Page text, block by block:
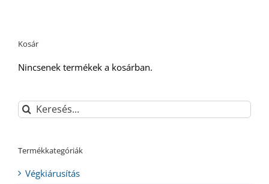
Kosár
Nincsenek termékek a kosárban.
Keresés...
Termékkategóriák
Végkiárusítás